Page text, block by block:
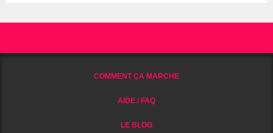
COMMENT ÇA MARCHE
AIDE / FAQ
LE BLOG